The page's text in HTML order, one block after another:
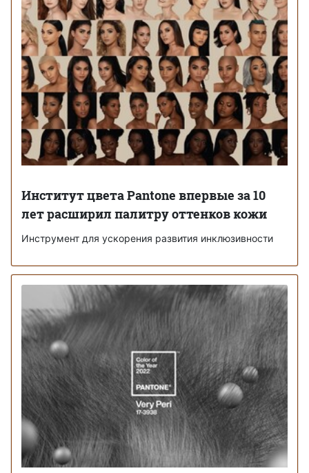
Институт цвета Pantone впервые за 10
лет расширил палитру оттенков кожи
Инструмент для ускорения развития инклюзивности